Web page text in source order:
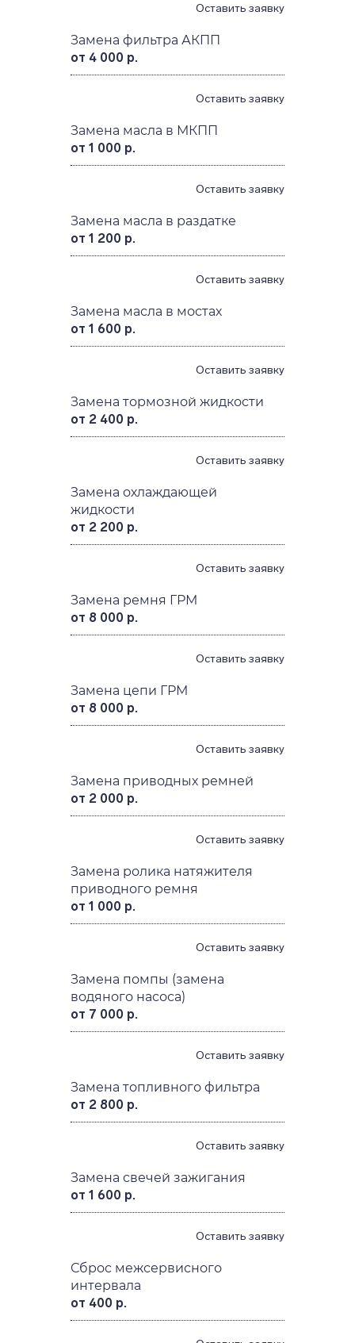
Оставить заявку
Замена фильтра АКПП
от 4 000 р.
Оставить заявку
Замена масла в МКПП
от 1 000 р.
Оставить заявку
Замена масла в раздатке
от 1 200 р.
Оставить заявку
Замена масла в мостах
от 1 600 р.
Оставить заявку
Замена тормозной жидкости
от 2 400 р.
Оставить заявку
Замена охлаждающей
жидкости
от 2 200 р.
Оставить заявку
Замена ремня ГРМ
от 8 000 р.
Оставить заявку
Замена цепи ГРМ
от 8 000 р.
Оставить заявку
Замена приводных ремней
от 2 000 р.
Оставить заявку
Замена ролика натяжителя
приводного ремня
от 1 000 р.
Оставить заявку
Замена помпы (замена
водяного насоса)
от 7 000 р.
Оставить заявку
Замена топливного фильтра
от 2 800 р.
Оставить заявку
Замена свечей зажигания
от 1 600 р.
Оставить заявку
Сброс межсервисного
интервала
от 400 р.